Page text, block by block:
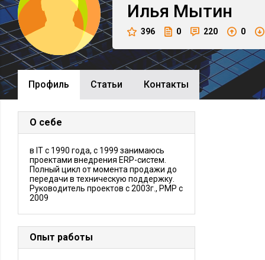
Илья Мытин
396 0 220 0
Профиль Cтатьи Контакты
О себе
в IT с 1990 года, с 1999 занимаюсь
проектами внедрения ERP-систем.
Полный цикл от момента продажи до
передачи в техническую поддержку.
Руководитель проектов c 2003г., PMP с
2009
Опыт работы